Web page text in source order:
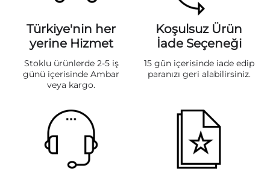
Türkiye'nin her
yerine Hizmet
Stoklu ürünlerde 2-5 iş
günü içerisinde Ambar
veya kargo.
Koşulsuz Ürün
İade Seçeneği
15 gün içerisinde iade edip
paranızı geri alabilirsiniz.